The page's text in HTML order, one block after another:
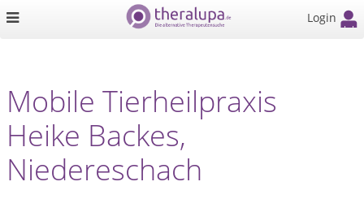
Login
Mobile Tierheilpraxis
Heike Backes,
Niedereschach